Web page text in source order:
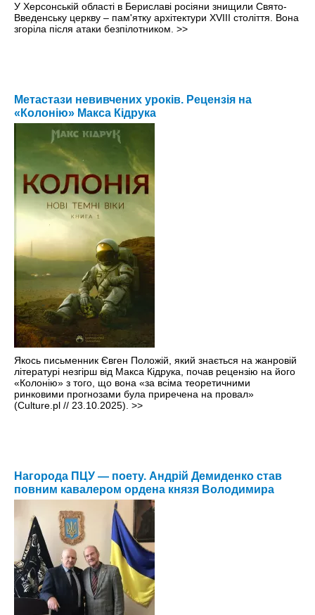
У Херсонській області в Бериславі росіяни знищили Свято-
Введенську церкву – пам'ятку архітектури XVIII століття. Вона
згоріла після атаки безпілотником. >>
Метастази невивчених уроків. Рецензія на
«Колонію» Макса Кідрука
Якось письменник Євген Положій, який знається на жанровій
літературі незгірш від Макса Кідрука, почав рецензію на його
«Колонію» з того, що вона «за всіма теоретичними
ринковими прогнозами була приречена на провал»
(Culture.pl // 23.10.2025). >>
Нагорода ПЦУ — поету. Андрій Демиденко став
повним кавалером ордена князя Володимира